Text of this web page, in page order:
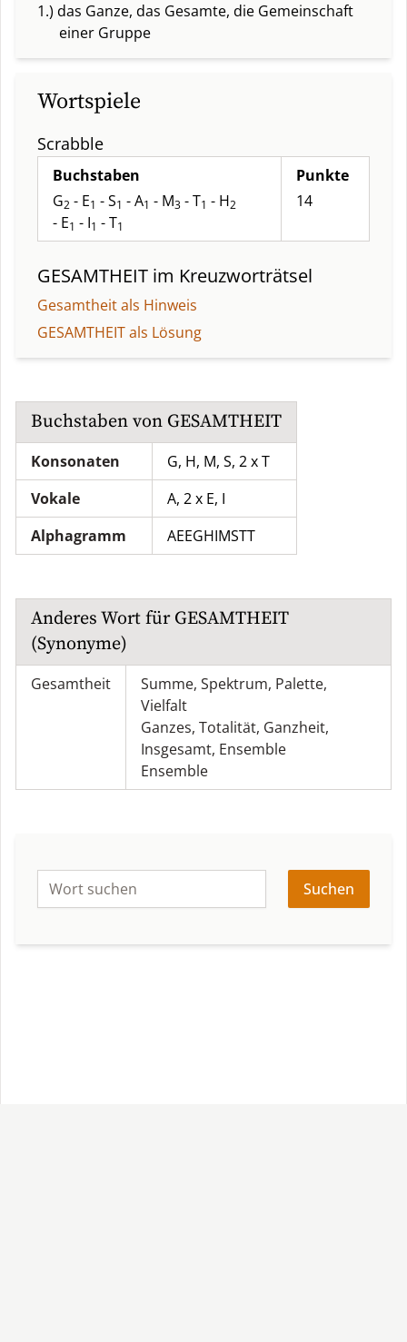
1.) das Ganze, das Gesamte, die Gemeinschaft
einer Gruppe
Wortspiele
Scrabble
Buchstaben
G2 - E1 - S1 - A1 - M3 - T1 - H2
- E1 - I1 - T1
Punkte
14
GESAMTHEIT im Kreuzworträtsel
Gesamtheit als Hinweis
GESAMTHEIT als Lösung
Buchstaben von GESAMTHEIT
Konsonaten
G, H, M, S, 2 x T
Vokale
A, 2 x E, I
Alphagramm
AEEGHIMSTT
Anderes Wort für GESAMTHEIT
(Synonyme)
Gesamtheit Summe, Spektrum, Palette,
Vielfalt
Ganzes, Totalität, Ganzheit,
Insgesamt, Ensemble
Ensemble
Suchen